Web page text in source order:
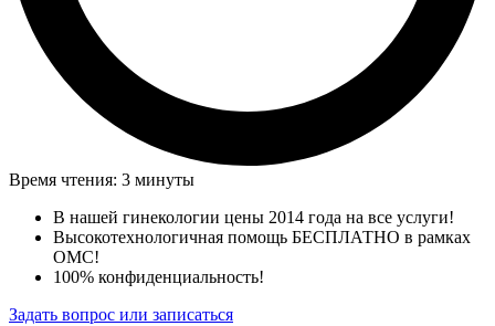
Время чтения: 3 минуты
В нашей гинекологии цены 2014 года на все услуги!
Высокотехнологичная помощь БЕСПЛАТНО в рамках
ОМС!
100% конфиденциальность!
Задать вопрос или записаться